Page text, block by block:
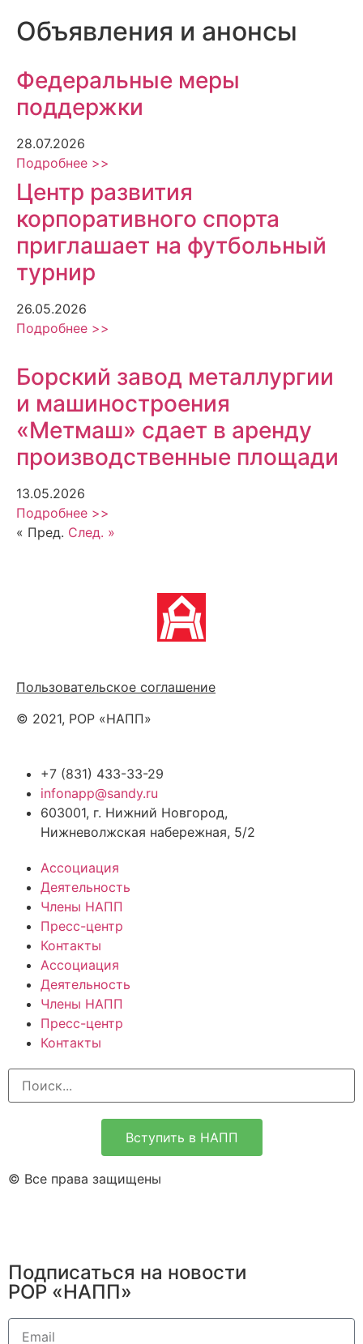
Объявления и анонсы
Федеральные меры
поддержки
28.07.2026
Подробнее >>
Центр развития
корпоративного спорта
приглашает на футбольный
турнир
26.05.2026
Подробнее >>
Борский завод металлургии
и машиностроения
«Метмаш» сдает в аренду
производственные площади
13.05.2026
Подробнее >>
« Пред. След. »
Пользовательское соглашение
© 2021, РОР «НАПП»
+7 (831) 433-33-29
infonapp@sandy.ru
603001, г. Нижний Новгород,
Нижневолжская набережная, 5/2
Ассоциация
Деятельность
Члены НАПП
Пресс-центр
Контакты
Ассоциация
Деятельность
Члены НАПП
Пресс-центр
Контакты
Вступить в НАПП
© Все права защищены
Подписаться на новости
РОР «НАПП»